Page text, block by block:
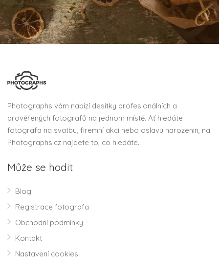
Photographs vám nabízí desítky profesionálních a
prověřených fotografů na jednom místě. Ať hledáte
fotografa na svatbu, firemní akci nebo oslavu narozenin, na
Photographs.cz najdete to, co hledáte.
Může se hodit
Blog
Registrace fotografa
Obchodní podmínky
Kontakt
Nastavení cookies